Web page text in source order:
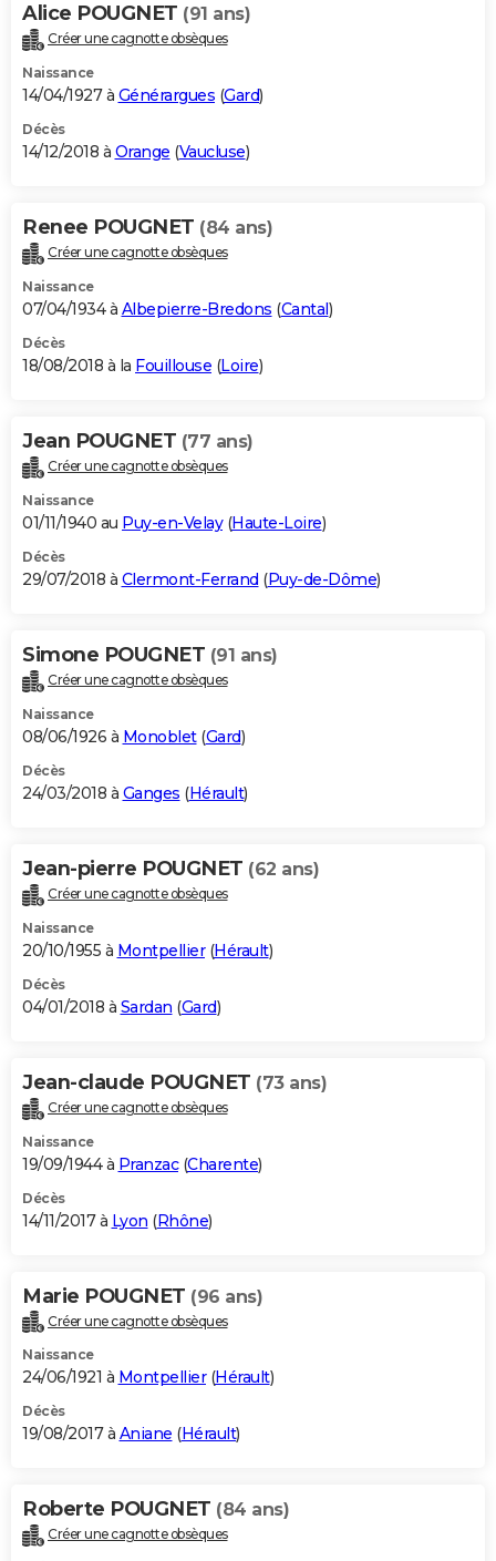
Alice POUGNET (91 ans)
Créer une cagnotte obsèques
Naissance
14/04/1927 à Générargues (Gard)
Décès
14/12/2018 à Orange (Vaucluse)
Renee POUGNET (84 ans)
Créer une cagnotte obsèques
Naissance
07/04/1934 à Albepierre-Bredons (Cantal)
Décès
18/08/2018 à la Fouillouse (Loire)
Jean POUGNET (77 ans)
Créer une cagnotte obsèques
Naissance
01/11/1940 au Puy-en-Velay(Haute-Loire)
Décès
29/07/2018 à Clermont-Ferrand (Puy-de-Dôme)
Simone POUGNET (91 ans)
Créer une cagnotte obsèques
Naissance
08/06/1926 à Monoblet(Gard)
Décès
24/03/2018 à Ganges (Hérault)
Jean-pierre POUGNET (62 ans)
Créer une cagnotte obsèques
Naissance
20/10/1955 à Montpellier(Hérault)
Décès
04/01/2018 à Sardan (Gard)
Jean-claude POUGNET (73 ans)
Créer une cagnotte obsèques
Naissance
19/09/1944 à Pranzac(Charente)
Décès
14/11/2017 à Lyon (Rhône)
Marie POUGNET (96 ans)
Créer une cagnotte obsèques
Naissance
24/06/1921 à Montpellier(Hérault)
Décès
19/08/2017 à Aniane (Hérault)
Roberte POUGNET (84 ans)
Créer une cagnotte obsèques